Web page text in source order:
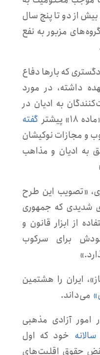
از دو تا پنج سال
مزبور به نفع
که بارها دفاع
داشته، در مورد
به ادیان در
گفته
و مجازات نوکیشان
به ادیان و مذاهب
«تصویب این طرح
شدیدی که جمهوری
از ابزار قانون و
برای سرکوب
ایران را هشتمین
می‌داند.
امور آزادی مذهبی
خود که اول
حقوق اقلیت‌های